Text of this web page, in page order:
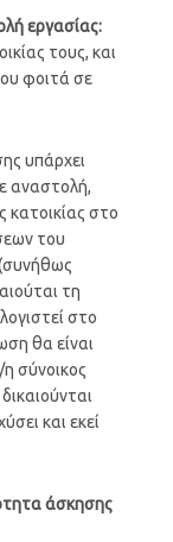
εργασίας:
τους, και
φοιτά σε
υπάρχει
αναστολή,
κατοικίας στο
του
τη
στο
θα είναι
σύνοικος
και εκεί
άσκησης